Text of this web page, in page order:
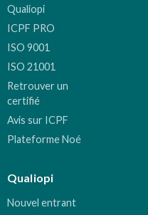
Qualiopi
ICPF PRO
ISO 9001
ISO 21001
Retrouver un
certifié
Avis sur ICPF
Plateforme Noé
Qualiopi
Nouvel entrant